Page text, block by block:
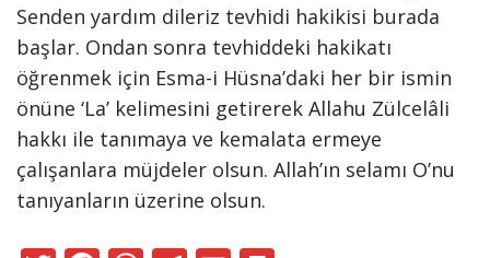
Senden yardım dileriz tevhidi hakikisi burada
başlar. Ondan sonra tevhiddeki hakikatı
öğrenmek için Esma-i Hüsna’daki her bir ismin
önüne ‘La’ kelimesini getirerek Allahu Zülcelâli
hakkı ile tanımaya ve kemalata ermeye
çalışanlara müjdeler olsun. Allah’ın selamı O’nu
tanıyanların üzerine olsun.